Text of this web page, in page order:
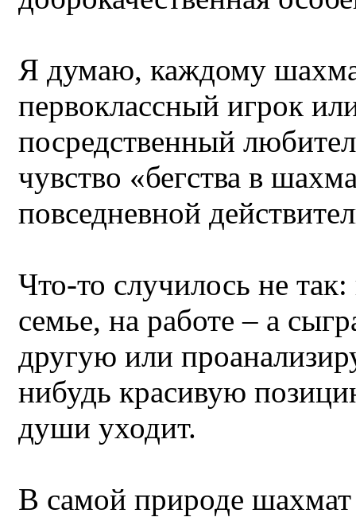
Я думаю, каждому
первоклассный игрок
посредственный
чувство «бегства в
повседневной
Что-то случилось не
семье, на работе – а
другую или
нибудь красивую
души уходит.
В самой природе шахмат